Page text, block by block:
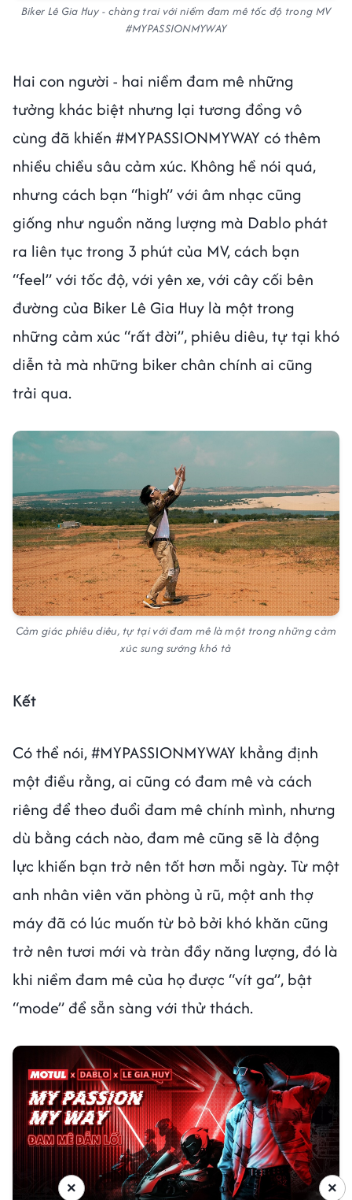
Biker Lê Gia Huy - chàng trai với niềm đam mê tốc độ trong MV
#MYPASSIONMYWAY
Hai con người - hai niềm đam mê những
tưởng khác biệt nhưng lại tương đồng vô
cùng đã khiến #MYPASSIONMYWAY có thêm
nhiều chiều sâu cảm xúc. Không hề nói quá,
nhưng cách bạn “high” với âm nhạc cũng
giống như nguồn năng lượng mà Dablo phát
ra liên tục trong 3 phút của MV, cách bạn
“feel” với tốc độ, với yên xe, với cây cối bên
đường của Biker Lê Gia Huy là một trong
những cảm xúc “rất đời”, phiêu diêu, tự tại khó
diễn tả mà những biker chân chính ai cũng
trải qua.
Cảm giác phiêu diêu, tự tại với đam mê là một trong những cảm
xúc sung sướng khó tả
Kết
Có thể nói, #MYPASSIONMYWAY khẳng định
một điều rằng, ai cũng có đam mê và cách
riêng để theo đuổi đam mê chính mình, nhưng
dù bằng cách nào, đam mê cũng sẽ là động
lực khiến bạn trở nên tốt hơn mỗi ngày. Từ một
anh nhân viên văn phòng ủ rũ, một anh thợ
máy đã có lúc muốn từ bỏ bởi khó khăn cũng
trở nên tươi mới và tràn đầy năng lượng, đó là
khi niềm đam mê của họ được “vít ga”, bật
“mode” để sẵn sàng với thử thách.
×
×